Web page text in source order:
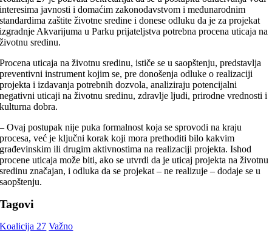
interesima javnosti i domaćim zakonodavstvom i međunarodnim
standardima zaštite životne sredine i donese odluku da je za projekat
izgradnje Akvarijuma u Parku prijateljstva potrebna procena uticaja na
životnu sredinu.
Procena uticaja na životnu sredinu, ističe se u saopštenju, predstavlja
preventivni instrument kojim se, pre donošenja odluke o realizaciji
projekta i izdavanja potrebnih dozvola, analiziraju potencijalni
negativni uticaji na životnu sredinu, zdravlje ljudi, prirodne vrednosti i
kulturna dobra.
– Ovaj postupak nije puka formalnost koja se sprovodi na kraju
procesa, već je ključni korak koji mora prethoditi bilo kakvim
građevinskim ili drugim aktivnostima na realizaciji projekta. Ishod
procene uticaja može biti, ako se utvrdi da je uticaj projekta na životnu
sredinu značajan, i odluka da se projekat – ne realizuje – dodaje se u
saopštenju.
Tagovi
Koalicija 27 Važno